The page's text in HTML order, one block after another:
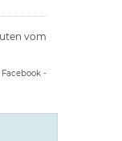
vom
Facebook -